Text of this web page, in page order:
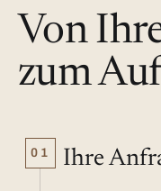
Von
zum
01 Ihre